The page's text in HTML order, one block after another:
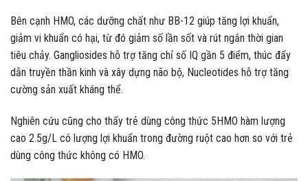
Bên cạnh HMO, các dưỡng chất như BB-12 giúp tăng lợi khuẩn,
giảm vi khuẩn có hại, từ đó giảm số lần sốt và rút ngắn thời gian
tiêu chảy. Gangliosides hỗ trợ tăng chỉ số IQ gần 5 điểm, thúc đẩy
dẫn truyền thần kinh và xây dựng não bộ, Nucleotides hỗ trợ tăng
cường sản xuất kháng thể.
Nghiên cứu cũng cho thấy trẻ dùng công thức 5HMO hàm lượng
cao 2.5g/L có lượng lợi khuẩn trong đường ruột cao hơn so với trẻ
dùng công thức không có HMO.